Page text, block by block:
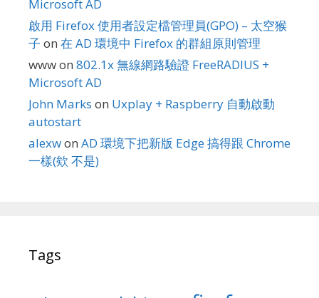
Microsoft AD
啟用 Firefox 使用者設定檔管理員(GPO) – 太空猴
子 on 在 AD 環境中 Firefox 的群組原則管理
wwwon 802.1x 無線網路驗證 FreeRADIUS +
Microsoft AD
John Marks on Uxplay + Raspberry 自動啟動
autostart
alexwon AD 環境下把新版 Edge 搞得跟 Chrome
一樣(欸 不是)
Tags